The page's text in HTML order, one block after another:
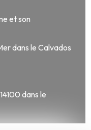
et son
dans le Calvados
dans le